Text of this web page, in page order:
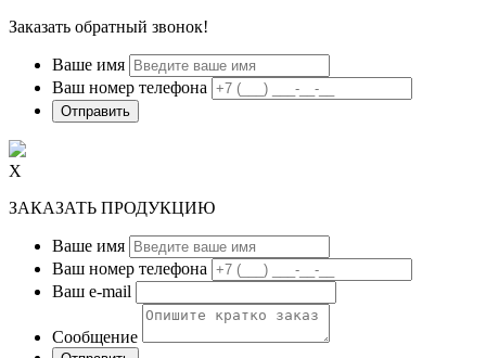
Заказать обратный звонок!
Ваше имя
Ваш номер телефона
Х
ЗАКАЗАТЬ ПРОДУКЦИЮ
Ваше имя
Ваш номер телефона
Ваш e-mail
Сообщение